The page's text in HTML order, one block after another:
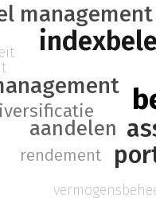
management
aandelen
rendement